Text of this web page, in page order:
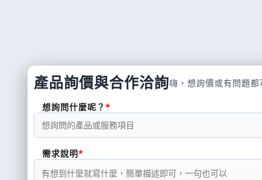
產品詢價與合作洽詢嗨，想詢價或有問題
想詢問什麼呢？
需求說明